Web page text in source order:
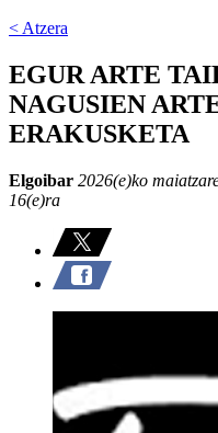
< Atzera
EGUR ARTE
NAGUSIEN
ERAKUSKETA
Elgoibar 2026(e)ko
16(e)ra